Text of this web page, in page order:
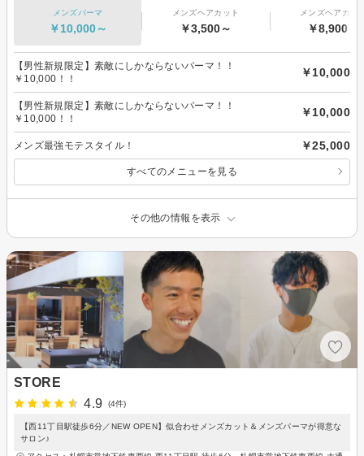
メンズパーマ
￥10,000～
メンズヘアカット
￥3,500～
メンズヘアカラ
￥8,900～
【男性新規限定】素敵にしかならないパーマ！！
￥10,000！！
￥10,000
【男性新規限定】素敵にしかならないパーマ！！
￥10,000！！
￥10,000
メンズ最強モテスタイル！ ￥25,000
すべてのメニューを見る
その他の情報を表示
STORE
4.9
(4件)
【西11丁目駅徒歩6分／NEW OPEN】似合わせメンズカット＆メンズパーマが得意な
サロン♪